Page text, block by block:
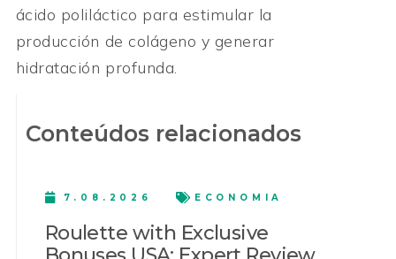
ácido poliláctico para estimular la
producción de colágeno y generar
hidratación profunda.
Conteúdos relacionados
7.08.2026 ECONOMIA
Roulette with Exclusive